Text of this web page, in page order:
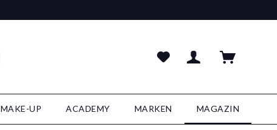
MAKE-UP ACADEMY MARKEN MAGAZIN